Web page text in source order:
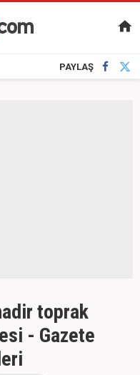
PAYLAŞ
toprak
- Gazete